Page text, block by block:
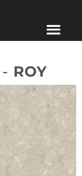
ROY